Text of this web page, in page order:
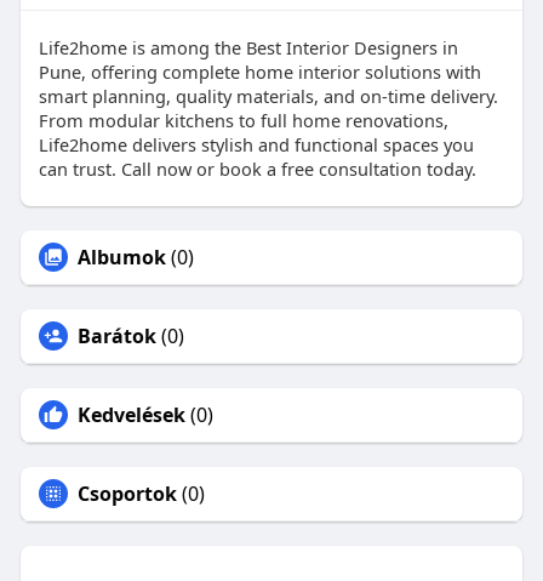
Life2home is among the Best Interior Designers in
Pune, offering complete home interior solutions with
smart planning, quality materials, and on-time delivery.
From modular kitchens to full home renovations,
Life2home delivers stylish and functional spaces you
can trust. Call now or book a free consultation today.
Albumok(0)
Barátok(0)
Kedvelések(0)
Csoportok(0)